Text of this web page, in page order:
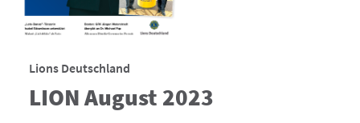
Lions Deutschland
LION August 2023